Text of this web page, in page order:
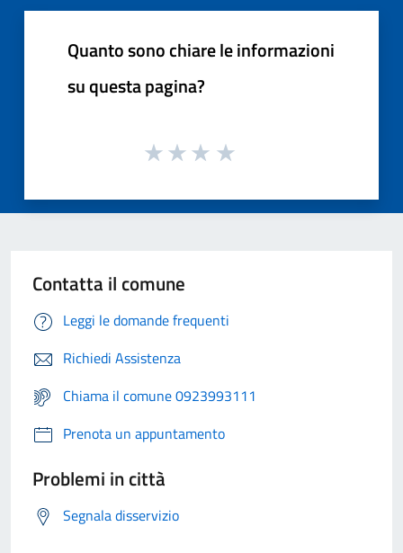
Quanto sono chiare le informazioni
su questa pagina?
Contatta il comune
Leggi le domande frequenti
Richiedi Assistenza
Chiama il comune 0923993111
Prenota un appuntamento
Problemi in città
Segnala disservizio